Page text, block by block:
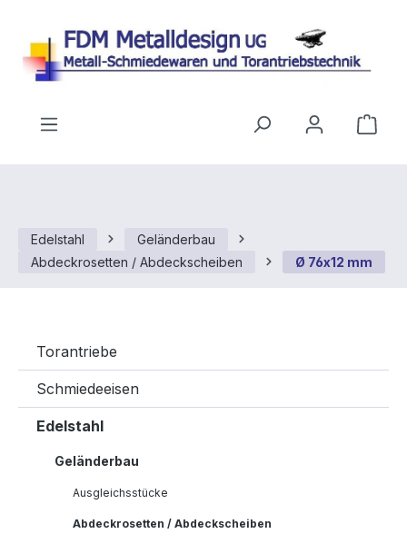
Edelstahl
Geländerbau
Abdeckrosetten / Abdeckscheiben
Ø 76x12 mm
Torantriebe
Schmiedeeisen
Edelstahl
Geländerbau
Ausgleichsstücke
Abdeckrosetten / Abdeckscheiben